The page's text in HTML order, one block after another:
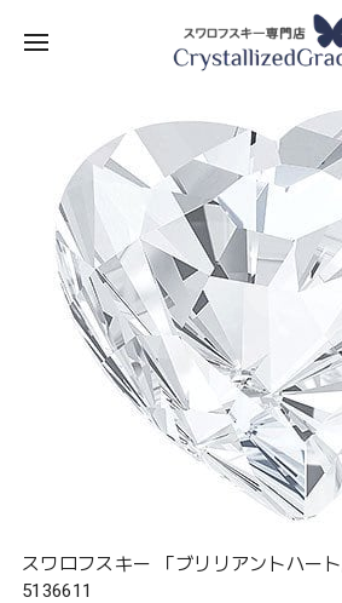
スワロフスキー 「ブリリアントハート
5136611